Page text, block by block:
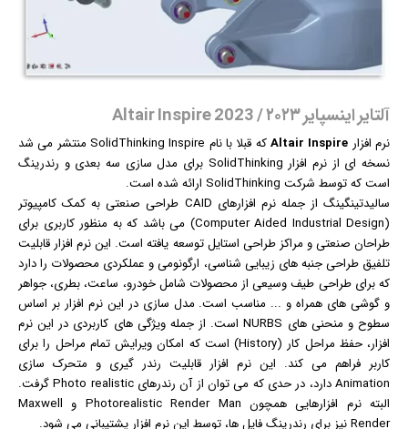
آلتایر اینسپایر ۲۰۲۳ / Altair Inspire 2023
نرم افزار Altair Inspire
که قبلا با نام SolidThinking Inspire منتشر می شد
نسخه ای از نرم افزار SolidThinking برای مدل سازی سه بعدی و رندرینگ
است که توسط شرکت SolidThinking ارائه شده است.
سالیدتینگینگ از جمله نرم افزارهای CAID طراحی صنعتی به کمک کامپیوتر
(Computer Aided Industrial Design) می باشد که به منظور کاربری برای
طراحان صنعتی و مراکز طراحی استایل توسعه یافته است. این نرم افزار قابلیت
تلفیق طراحی جنبه های زیبایی شناسی، ارگونومی و عملکردی محصولات را دارد
که برای طراحی طیف وسیعی از محصولات شامل خودرو، ساعت، بطری، جواهر
و گوشی های همراه و ... مناسب است. مدل سازی در این نرم افزار بر اساس
سطوح و منحنی های NURBS است. از جمله ویژگی های کاربردی در این نرم
افزار، حفظ مراحل کار (History) است که امکان ویرایش تمام مراحل را برای
کاربر فراهم می کند. این نرم افزار قابلیت رندر گیری و متحرک سازی
Animation دارد، در حدی که می توان از آن رندرهای Photo realistic گرفت.
البته نرم افزارهایی همچون Photorealistic Render Man و Maxwell
Render نیز برای رندرینگ فایل ها، توسط این نرم افزار پشتیبانی می شود.